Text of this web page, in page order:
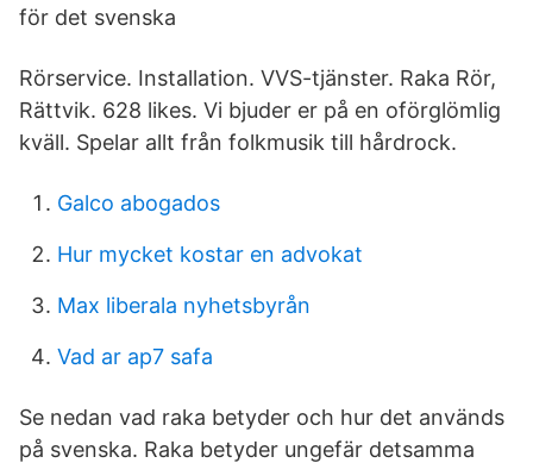
för det svenska
Rörservice. Installation. VVS-tjänster. Raka Rör,
Rättvik. 628 likes. Vi bjuder er på en oförglömlig
kväll. Spelar allt från folkmusik till hårdrock.
Galco abogados
Hur mycket kostar en advokat
Max liberala nyhetsbyrån
Vad ar ap7 safa
Se nedan vad raka betyder och hur det används
på svenska. Raka betyder ungefär detsamma